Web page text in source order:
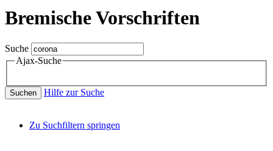
Bremische Vorschriften
Suche
Ajax-Suche
Suchen Hilfe zur Suche
Zu Suchfiltern springen